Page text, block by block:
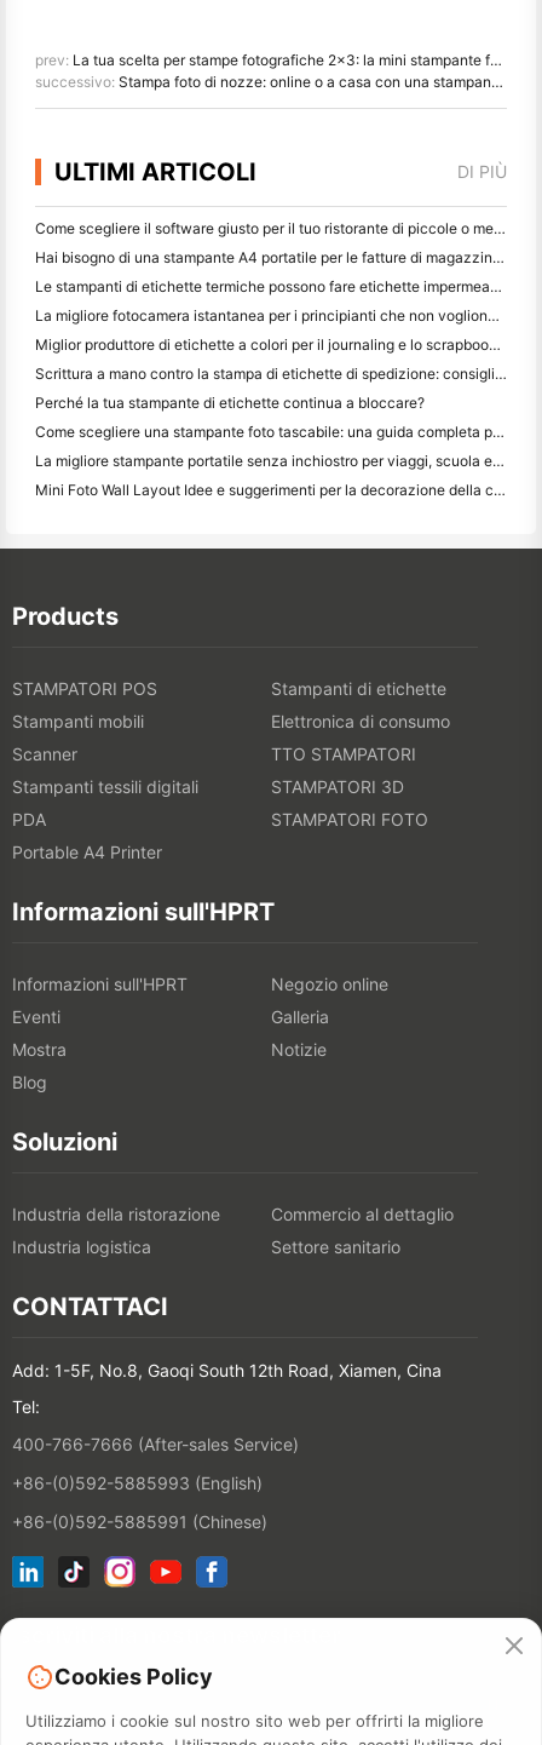
prev: La tua scelta per stampe fotografiche 2x3: la mini stampante fotografica HPRT MT53
successivo: Stampa foto di nozze: online o a casa con una stampante fotografica?
ULTIMI ARTICOLI DI PIÙ
Come scegliere il software giusto per il tuo ristorante di piccole o medie dimensioni
Hai bisogno di una stampante A4 portatile per le fatture di magazzino? Cosa funziona davvero
Le stampanti di etichette termiche possono fare etichette impermeabili per prodotti di piccole imprese?
La migliore fotocamera istantanea per i principianti che non vogliono sprecare carta
Miglior produttore di etichette a colori per il journaling e lo scrapbooking: aggiungere più colori ad ogni pagina
Scrittura a mano contro la stampa di etichette di spedizione: consigli per le piccole imprese nel 2026
Perché la tua stampante di etichette continua a bloccare?
Come scegliere una stampante foto tascabile: una guida completa per gli utenti di giornali, viaggi e iPhone
La migliore stampante portatile senza inchiostro per viaggi, scuola e lavoro mobile: Hanin MT620 Pro Recensione
Mini Foto Wall Layout Idee e suggerimenti per la decorazione della camera da letto e del dormitorio
Products
STAMPATORI POS
Stampanti di etichette
Stampanti mobili
Elettronica di consumo
Scanner
TTO STAMPATORI
Stampanti tessili digitali
STAMPATORI 3D
PDA
STAMPATORI FOTO
Portable A4 Printer
Informazioni sull'HPRT
Informazioni sull'HPRT
Negozio online
Eventi
Galleria
Mostra
Notizie
Blog
Soluzioni
Industria della ristorazione
Commercio al dettaglio
Industria logistica
Settore sanitario
CONTATTACI
Add: 1-5F, No.8, Gaoqi South 12th Road, Xiamen, Cina
Tel:
400-766-7666 (After-sales Service)
+86-(0)592-5885993 (English)
+86-(0)592-5885991 (Chinese)
Cookies Policy
Utilizziamo i cookie sul nostro sito web per offrirti la migliore